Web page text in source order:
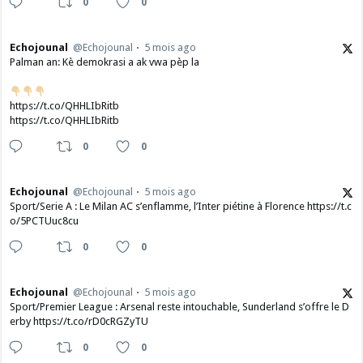
Echojounal @Echojounal
5 mois ago
Palman an: Kè demokrasi a ak vwa pèp la
https://t.co/QHHLIbRitb
https://t.co/QHHLIbRitb
0 0
Echojounal @Echojounal
5 mois ago
Sport/Serie A : Le Milan AC s’enflamme, l’Inter piétine à Florence https://t.c
o/5PCTUuc8cu
0 0
Echojounal @Echojounal
5 mois ago
Sport/Premier League : Arsenal reste intouchable, Sunderland s’offre le D
erby https://t.co/rD0cRGZyTU
0 0